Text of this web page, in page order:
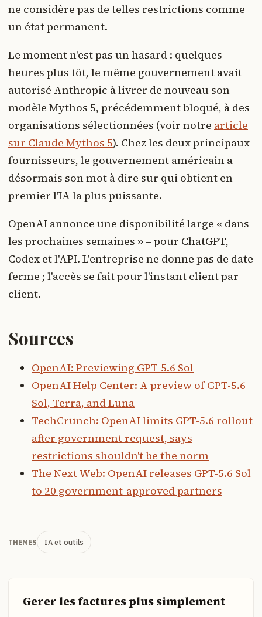
ne considère pas de telles restrictions comme
un état permanent.
Le moment n'est pas un hasard : quelques
heures plus tôt, le même gouvernement avait
autorisé Anthropic à livrer de nouveau son
modèle Mythos 5, précédemment bloqué, à des
organisations sélectionnées (voir notre article
sur Claude Mythos 5). Chez les deux principaux
fournisseurs, le gouvernement américain a
désormais son mot à dire sur qui obtient en
premier l'IA la plus puissante.
OpenAI annonce une disponibilité large « dans
les prochaines semaines » – pour ChatGPT,
Codex et l'API. L'entreprise ne donne pas de date
ferme ; l'accès se fait pour l'instant client par
client.
Sources
OpenAI: Previewing GPT-5.6 Sol
OpenAI Help Center: A preview of GPT-5.6
Sol, Terra, and Luna
TechCrunch: OpenAI limits GPT-5.6 rollout
after government request, says
restrictions shouldn't be the norm
The Next Web: OpenAI releases GPT-5.6 Sol
to 20 government-approved partners
THEMES IA et outils
Gerer les factures plus simplement